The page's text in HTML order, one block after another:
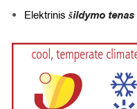
Elektrinis šildymo tenas